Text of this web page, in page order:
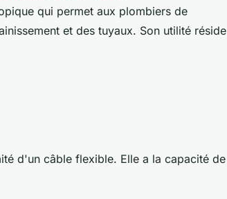
qui permet aux plombiers de
et des tuyaux. Son utilité réside
d'un câble flexible. Elle a la capacité de